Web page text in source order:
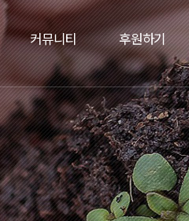
커뮤니티 후원하기